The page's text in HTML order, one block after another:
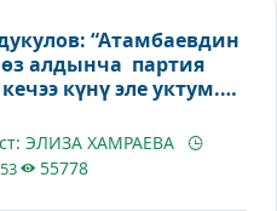
“Атамбаевдин
алдынча партия
күнү эле уктум.
ЭЛИЗА ХАМРАЕВА
55778